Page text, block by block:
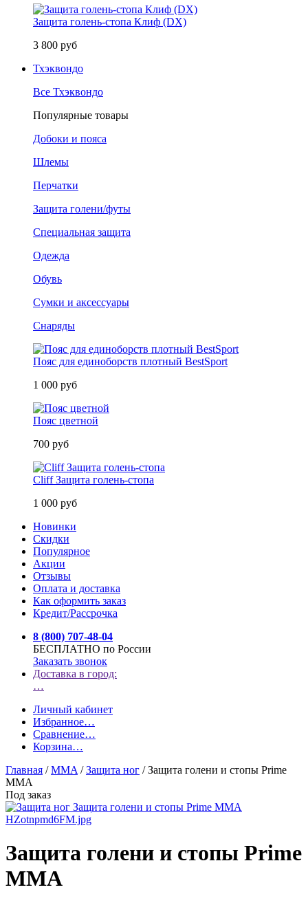
Защита голень-стопа Клиф (DX)
3 800 руб
Тхэквондо
Все Тхэквондо
Популярные товары
Добоки и пояса
Шлемы
Перчатки
Защита голени/футы
Специальная защита
Одежда
Обувь
Сумки и аксессуары
Снаряды
Пояс для единоборств плотный BestSport
1 000 руб
Пояс цветной
700 руб
Cliff Защита голень-стопа
1 000 руб
Новинки
Скидки
Популярное
Акции
Отзывы
Оплата и доставка
Как оформить заказ
Кредит/Рассрочка
8 (800) 707-48-04
БЕСПЛАТНО по России
Заказать звонок
Доставка в город:
…
Личный кабинет
Избранное…
Сравнение…
Корзина…
Главная /MMA /Защита ног /Защита голени и стопы Prime
MMA
Под заказ
Защита голени и стопы Prime
MMA